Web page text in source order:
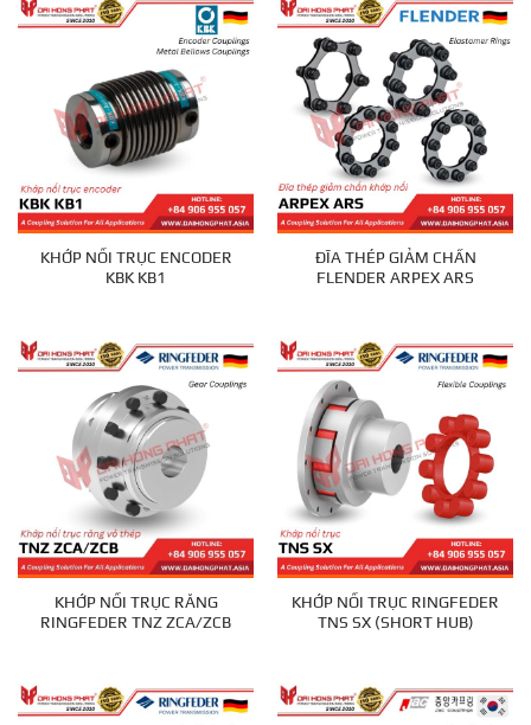
KHỚP NỐI TRỤC ENCODER
KBK KB1
ĐĨA THÉP GIẢM CHẤN
FLENDER ARPEX ARS
KHỚP NỐI TRỤC RĂNG
RINGFEDER TNZ ZCA/ZCB
KHỚP NỐI TRỤC RINGFEDER
TNS SX (SHORT HUB)